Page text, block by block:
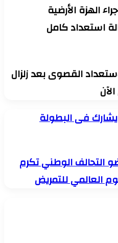
الهزة الأرضية
استعداد كامل
القصوى بعد زلزال
يشارك فى البطولة
التحالف الوطني تكرم
العالمي للتمريض